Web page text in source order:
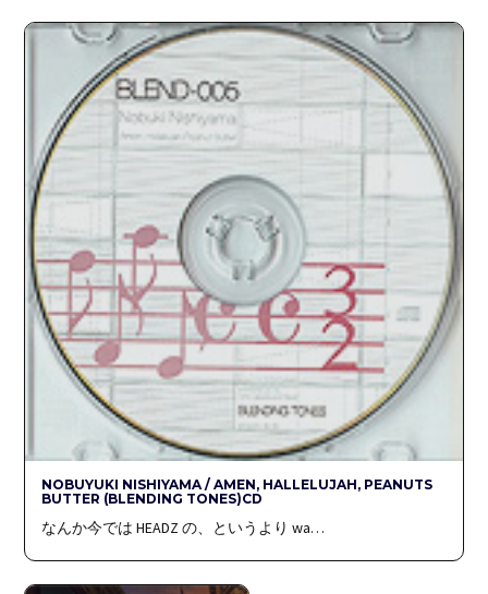
NOBUYUKI NISHIYAMA / AMEN, HALLELUJAH, PEANUTS
BUTTER (BLENDING TONES)CD
なんか今では HEADZ の、というより wa…